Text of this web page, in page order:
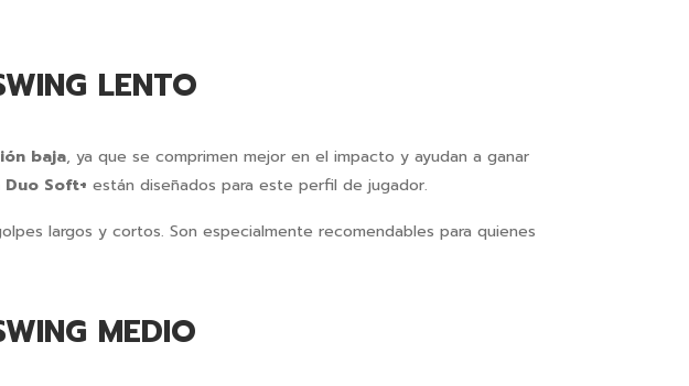
LENTO
baja, ya que se comprimen mejor en el impacto y ayudan a ganar
Duo Soft+ están diseñados para este perfil de jugador.
largos y cortos. Son especialmente recomendables para quienes
MEDIO